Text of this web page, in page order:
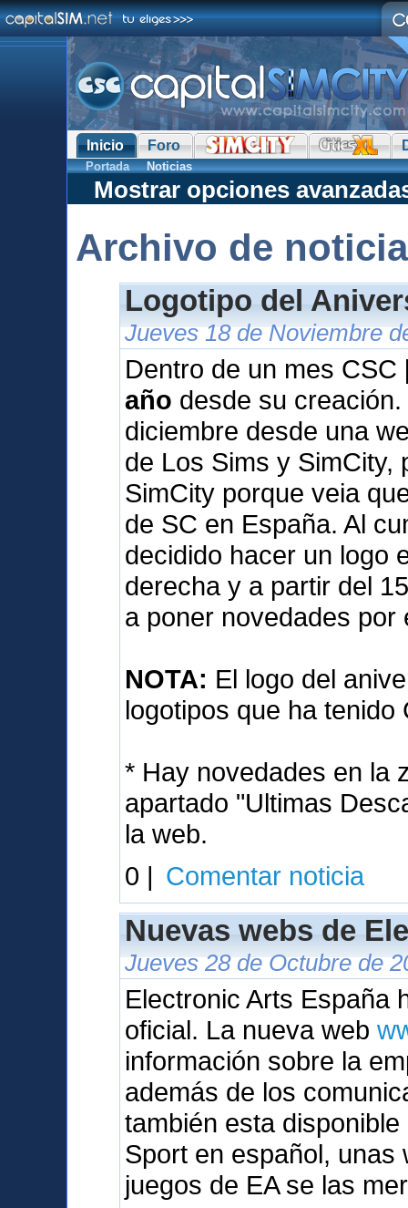
Inicio Foro
Portada Noticias
Mostrar opciones
Archivo de
Logotipo del
Jueves 18 de Noviembre
Dentro de un mes
año desde su
diciembre desde una
de Los Sims y SimCity,
SimCity porque veia
de SC en España. Al
decidido hacer un logo
derecha y a partir del
a poner novedades
NOTA: El logo del
logotipos que ha tenido
* Hay novedades en la
apartado "Ultimas
la web.
0 | Comentar noticia
Nuevas webs de
Jueves 28 de Octubre de
Electronic Arts España
oficial. La nueva web
información sobre la
además de los
también esta
Sport en español, unas
juegos de EA se las